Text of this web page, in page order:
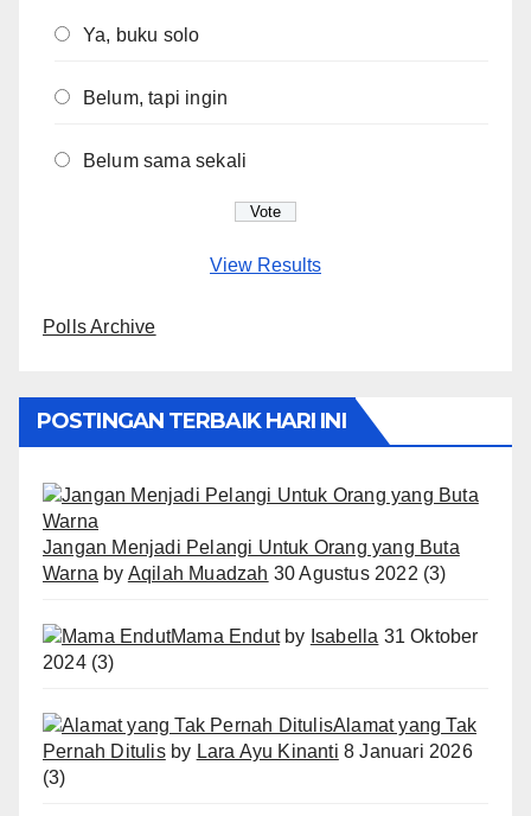
Ya, buku solo
Belum, tapi ingin
Belum sama sekali
View Results
Polls Archive
POSTINGAN TERBAIK HARI INI
Jangan Menjadi Pelangi Untuk Orang yang Buta
Warna by Aqilah Muadzah 30 Agustus 2022 (3)
Mama Endutby Isabella 31 Oktober
2024 (3)
Alamat yang Tak
Pernah Ditulisby Lara Ayu Kinanti 8 Januari 2026
(3)